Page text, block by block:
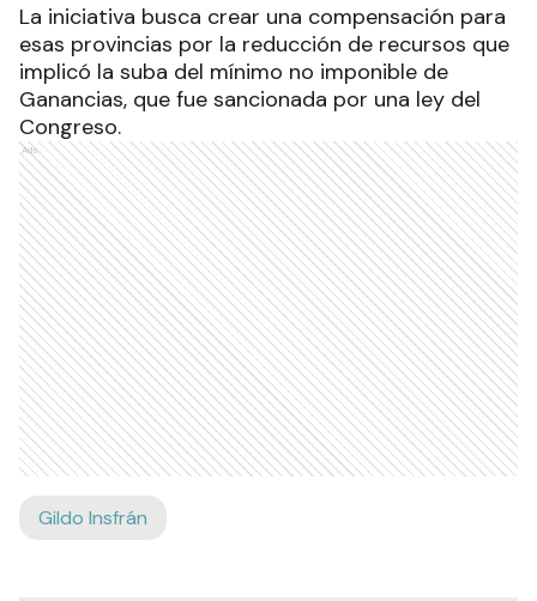
La iniciativa busca crear una compensación para
esas provincias por la reducción de recursos que
implicó la suba del mínimo no imponible de
Ganancias, que fue sancionada por una ley del
Congreso.
Ads
Gildo Insfrán